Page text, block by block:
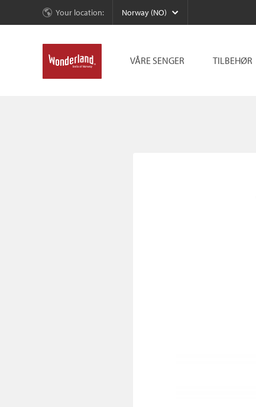
Your location: Norway (NO)
VÅRE SENGER TILBEHØR